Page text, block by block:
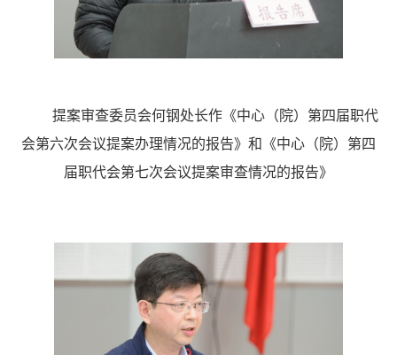
提案审查委员会何钢处长作《中心（院）第四届职代
会第六次会议提案办理情况的报告》和《中心（院）第四
届职代会第七次会议提案审查情况的报告》